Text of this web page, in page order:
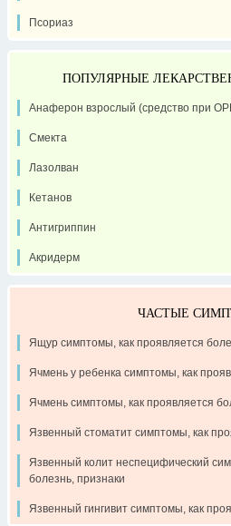
Псориаз
ПОПУЛЯРНЫЕ
Анаферон взрослый (средство при
Смекта
Лазолван
Кетанов
Антигриппин
Акридерм
ЧАСТЫЕ
Ящур симптомы, как проявляется
Ячмень у ребенка симптомы, как
Ячмень симптомы, как проявляется
Язвенный стоматит симптомы, как
Язвенный колит неспецифический
болезнь, признаки
Язвенный гингивит симптомы, как